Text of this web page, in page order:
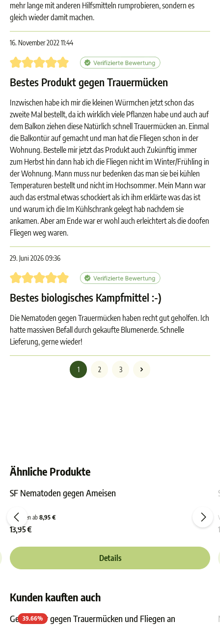
mehr lange mit anderen Hilfsmitteln rumprobieren, sondern es
gleich wieder damit machen.
16. November 2022 11:44
Bewertung mit 5 von 5 Sternen
Bestes Produkt gegen Trauermücken
Inzwischen habe ich mir die kleinen Würmchen jetzt schon das
zweite Mal bestellt, da ich wirklich viele Pflanzen habe und auch auf
dem Balkon ziehen diese Natürlich schnell Trauermücken an. Einmal
die Balkontür auf gemacht und man hat die Fliegen schon in der
Wohnung. Bestelle mir jetzt das Produkt auch Zukünftig immer
zum Herbst hin dann hab ich die Fliegen nicht im Winter/Frühling in
der Wohnung. Mann muss nur bedenken das man sie bei kühlen
Temperaturen bestellt und nicht im Hochsommer. Mein Mann war
auch das erstmal etwas schockiert als ich ihm erklärte was das ist
und warum ich die Im Kühlschrank gelegt hab nachdem sie
ankamen. Aber am Ende war er wohl auch erleichtert als die doofen
Fliegen weg waren.
29. Juni 2026 09:36
Bewertung mit 5 von 5 Sternen
Bestes biologisches Kampfmittel :-)
Die Nematoden gegen Trauermücken haben recht gut geholfen. Ich
hatte massiven Befall durch gekaufte Blumenerde. Schnelle
Lieferung, gerne wieder!
1 2 3
Ähnliche Produkte
SF Nematoden gegen Ameisen
Varianten ab 8,95 €
13,95 €
Details
Kunden kauften auch
39.66%
Gelbsticker gegen Trauermücken und Fliegen an